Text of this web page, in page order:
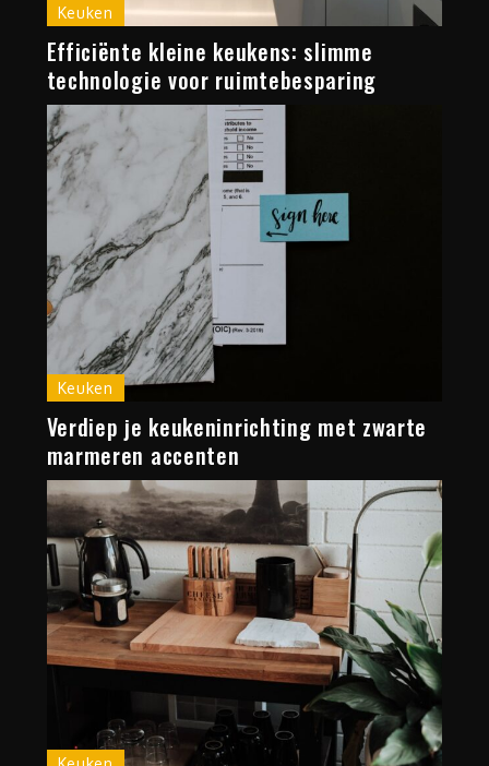
Keuken
Efficiënte kleine keukens: slimme
technologie voor ruimtebesparing
Keuken
Verdiep je keukeninrichting met zwarte
marmeren accenten